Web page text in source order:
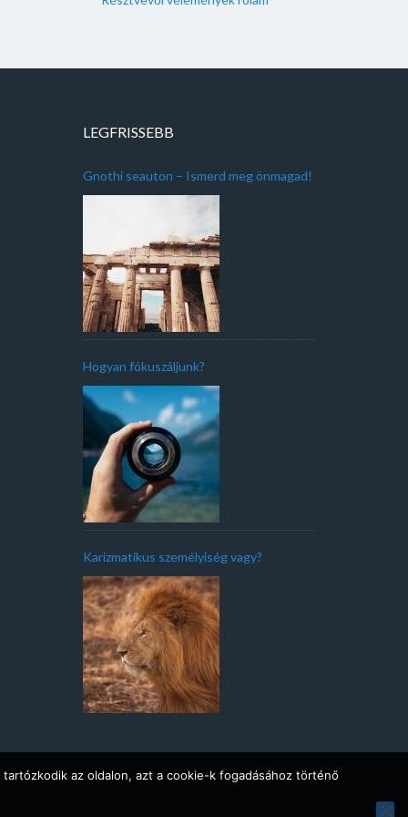
LEGFRISSEBB
Gnothi seauton – Ismerd meg önmagad!
Hogyan fókuszáljunk?
Karizmatikus személyiség vagy?
az oldalon, azt a cookie-k fogadásához történő